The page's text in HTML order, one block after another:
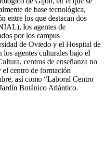
de base tecnológica,
entre los que destacan dos
los agentes de
por los campus
de Oviedo y el Hospital de
agentes culturales bajo el
centros de enseñanza no
centro de formación
así como “Laboral Centro
Botánico Atlántico.